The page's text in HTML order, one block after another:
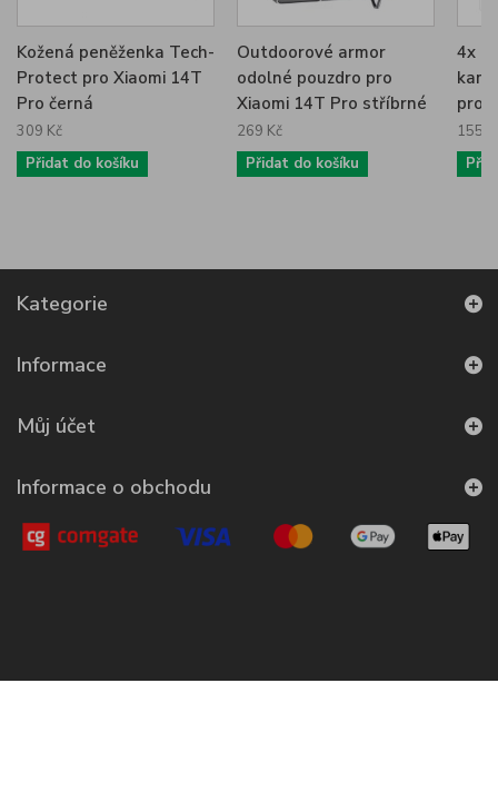
Kožená peněženka Tech-
Protect pro Xiaomi 14T
Pro černá
309 Kč
Přidat do košíku
Outdoorové armor
odolné pouzdro pro
Xiaomi 14T Pro stříbrné
269 Kč
Přidat do košíku
4x
pro
155
Kategorie
Informace
Můj účet
Informace o obchodu